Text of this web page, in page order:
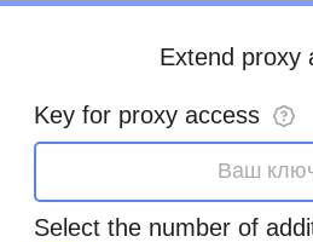
Extend proxy
Key for proxy access
Select the number of